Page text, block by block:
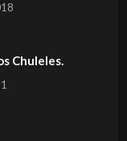
Chuleles.